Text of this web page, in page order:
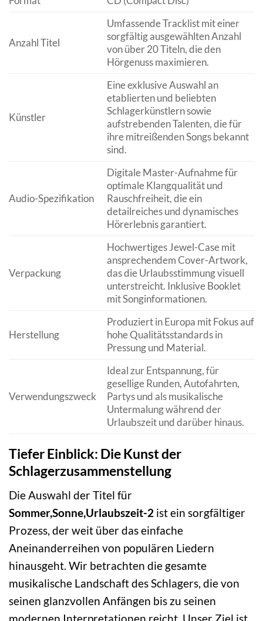
Anzahl Titel
Umfassende Tracklist mit einer
sorgfältig ausgewählten Anzahl
von über 20 Titeln, die den
Hörgenuss maximieren.
Künstler
Eine exklusive Auswahl an
etablierten und beliebten
Schlagerkünstlern sowie
aufstrebenden Talenten, die für
ihre mitreißenden Songs bekannt
sind.
Audio-Spezifikation
Digitale Master-Aufnahme für
optimale Klangqualität und
Rauschfreiheit, die ein
detailreiches und dynamisches
Hörerlebnis garantiert.
Verpackung
Hochwertiges Jewel-Case mit
ansprechendem Cover-Artwork,
das die Urlaubsstimmung visuell
unterstreicht. Inklusive Booklet
mit Songinformationen.
Herstellung
Produziert in Europa mit Fokus auf
hohe Qualitätsstandards in
Pressung und Material.
Verwendungszweck
Ideal zur Entspannung, für
gesellige Runden, Autofahrten,
Partys und als musikalische
Untermalung während der
Urlaubszeit und darüber hinaus.
Tiefer Einblick: Die Kunst der
Schlagerzusammenstellung
Die Auswahl der Titel für
Sommer,Sonne,Urlaubszeit-2 ist ein sorgfältiger
Prozess, der weit über das einfache
Aneinanderreihen von populären Liedern
hinausgeht. Wir betrachten die gesamte
musikalische Landschaft des Schlagers, die von
seinen glanzvollen Anfängen bis zu seinen